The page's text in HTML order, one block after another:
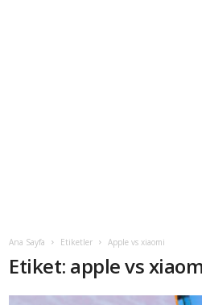
Ana Sayfa Etiketler Apple vs xiaomi
Etiket: apple vs